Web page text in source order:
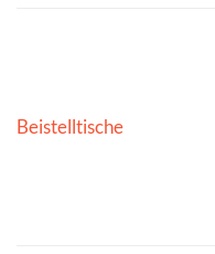
Beistelltische